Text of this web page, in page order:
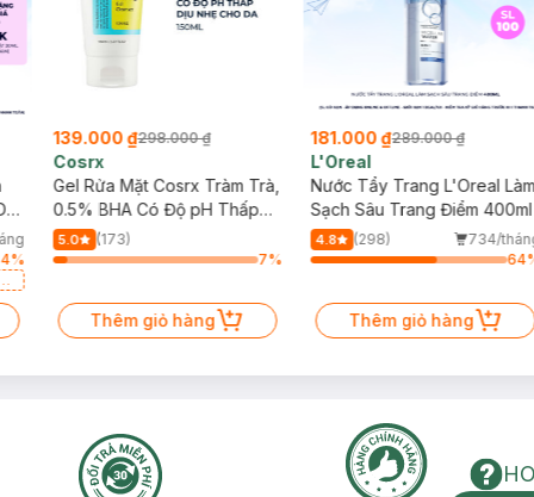
%
139.000 ₫298.000 ₫
Cosrx
Gel Rửa Mặt Cosrx Tràm Trà,
0.5% BHA Có Độ pH Thấp
150ml
5.0
(173)
7%
Thêm giỏ hàng
181.000 ₫289.000 ₫
L'Oreal
Nước Tẩy Trang L'Oreal Làm
Sạch Sâu Trang Điểm 400ml
4.8 (298)
734/
64
Thêm giỏ hàng